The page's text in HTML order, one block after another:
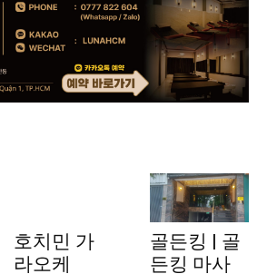
호치민 가
라오케
골든킹 | 골
든킹 마사